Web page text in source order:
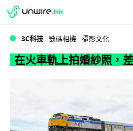
在火車軌上拍婚紗照，
WWDC 2026
3C科技 數碼相機 攝影文化
在火車軌上拍婚紗照，